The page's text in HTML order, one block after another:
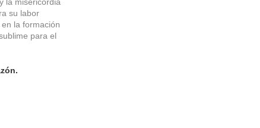
su labor
la formación
para el